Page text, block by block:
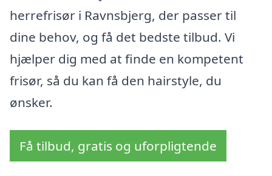
herrefrisør i Ravnsbjerg, der passer til
dine behov, og få det bedste tilbud. Vi
hjælper dig med at finde en kompetent
frisør, så du kan få den hairstyle, du
ønsker.
Få tilbud, gratis og uforpligtende